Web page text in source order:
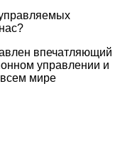
впечатляющий
управлении и
мире